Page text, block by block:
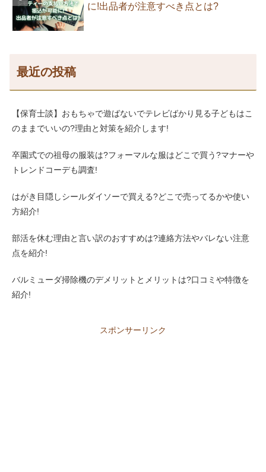
に!出品者が注意すべき点とは?
最近の投稿
【保育士談】おもちゃで遊ばないでテレビばかり見る子どもはこ
のままでいいの?理由と対策を紹介します!
卒園式での祖母の服装は?フォーマルな服はどこで買う?マナーや
トレンドコーデも調査!
はがき目隠しシールダイソーで買える?どこで売ってるかや使い
方紹介!
部活を休む理由と言い訳のおすすめは?連絡方法やバレない注意
点を紹介!
バルミューダ掃除機のデメリットとメリットは?口コミや特徴を
紹介!
スポンサーリンク